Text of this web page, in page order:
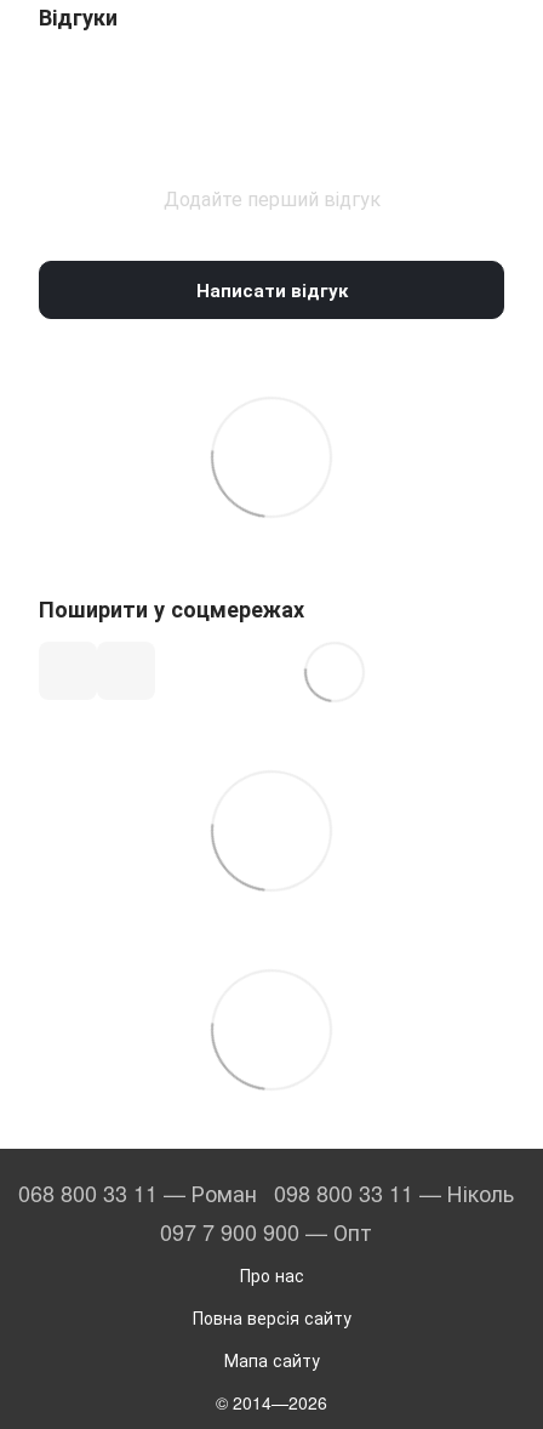
Відгуки
Додайте перший відгук
Написати відгук
Поширити у соцмережах
068 800 33 11 — Роман 098 800 33 11 — Ніколь
097 7 900 900 — Опт
Про нас
Повна версія сайту
Мапа сайту
© 2014—2026